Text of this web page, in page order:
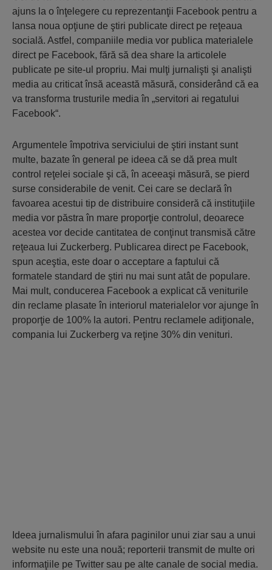
ajuns la o înţelegere cu reprezentanţii Facebook pentru a
lansa noua opţiune de ştiri publicate direct pe reţeaua
socială. Astfel, companiile media vor publica materialele
direct pe Facebook, fără să dea share la articolele
publicate pe site-ul propriu. Mai mulţi jurnalişti şi analişti
media au criticat însă această măsură, considerând că ea
va transforma trusturile media în „servitori ai regatului
Facebook“.
Argumentele împotriva serviciului de ştiri instant sunt
multe, bazate în general pe ideea că se dă prea mult
control reţelei sociale şi că, în aceeaşi măsură, se pierd
surse considerabile de venit. Cei care se declară în
favoarea acestui tip de distribuire consideră că instituţiile
media vor păstra în mare proporţie controlul, deoarece
acestea vor decide cantitatea de conţinut transmisă către
reţeaua lui Zuckerberg. Publicarea direct pe Facebook,
spun aceştia, este doar o acceptare a faptului că
formatele standard de ştiri nu mai sunt atât de populare.
Mai mult, conducerea Facebook a explicat că veniturile
din reclame plasate în interiorul materialelor vor ajunge în
proporţie de 100% la autori. Pentru reclamele adiţionale,
compania lui Zuckerberg va reţine 30% din venituri.
Ideea jurnalismului în afara paginilor unui ziar sau a unui
website nu este una nouă; reporterii transmit de multe ori
informaţiile pe Twitter sau pe alte canale de social media.